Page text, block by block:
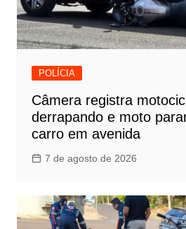
POLÍCIA
Câmera registra
derrapando e moto
carro em avenida
7 de agosto de 2026